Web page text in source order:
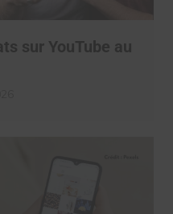
sur YouTube au